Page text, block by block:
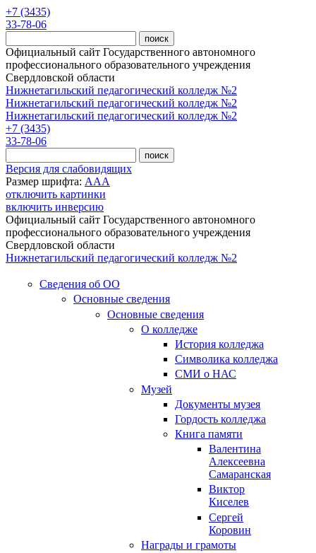
Перейти к основному содержанию
+7 (3435)
33-78-06
Официальный сайт Государственного автономного
профессионального образовательного учреждения
Свердловской области
Нижнетагильский педагогический колледж №2
Нижнетагильский педагогический колледж №2
Нижнетагильский педагогический колледж №2
+7 (3435)
33-78-06
Версия для слабовидящих
Размер шрифта: AAA
отключить картинки
включить инверсию
Официальный сайт Государственного автономного
профессионального образовательного учреждения
Свердловской области
Нижнетагильский педагогический колледж №2
Сведения об ОО
Основные сведения
Основные сведения
О колледже
История колледжа
Символика колледжа
СМИ о НАС
Музей
Документы музея
Гордость колледжа
Книга памяти
Валентина
Алексеевна
Самаранская
Виктор
Киселев
Сергей
Коровин
Награды и грамоты